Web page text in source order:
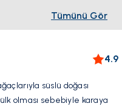
Tümünü Gör
4.9
süslü doğası
olması sebebiyle karaya